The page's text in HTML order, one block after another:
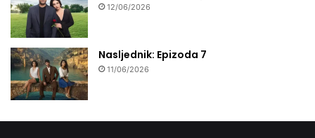
12/06/2026
Nasljednik: Epizoda 7
11/06/2026